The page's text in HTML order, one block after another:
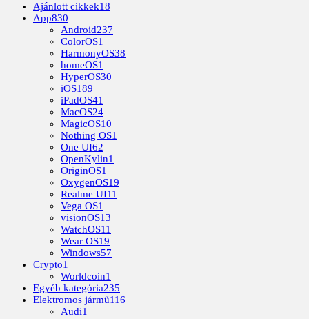
Ajánlott cikkek18
App830
Android237
ColorOS1
HarmonyOS38
homeOS1
HyperOS30
iOS189
iPadOS41
MacOS24
MagicOS10
Nothing OS1
One UI62
OpenKylin1
OriginOS1
OxygenOS19
Realme UI11
Vega OS1
visionOS13
WatchOS11
Wear OS19
Windows57
Crypto1
Worldcoin1
Egyéb kategória235
Elektromos jármű116
Audi1